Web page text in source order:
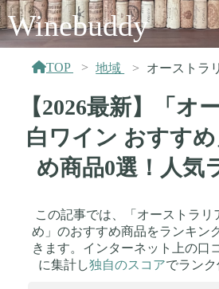
Winebuddy
TOP 地域 オーストラ
【2026最新】「オ
白ワイン おすす
め商品0選！人気
この記事では、「オーストラリ
め」のおすすめ商品をランキン
きます。インターネット上の口
に集計し独自のスコアでランク